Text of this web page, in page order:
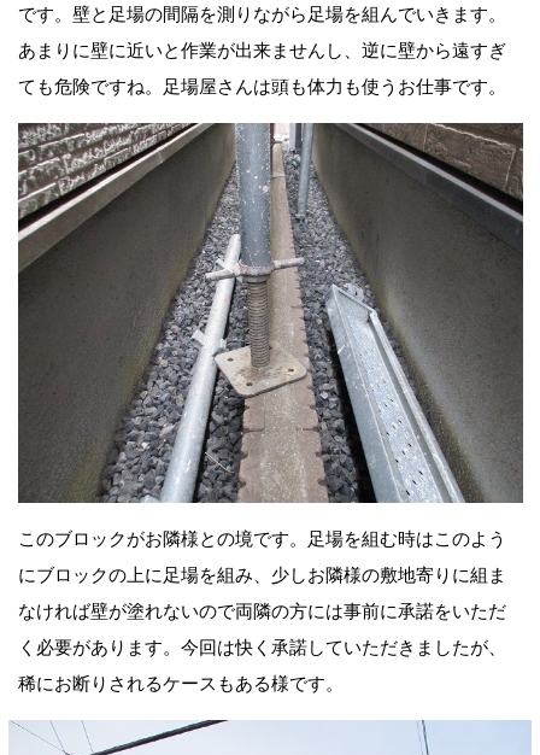
です。壁と足場の間隔を測りながら足場を組んでいきます。
あまりに壁に近いと作業が出来ませんし、逆に壁から遠すぎ
ても危険ですね。足場屋さんは頭も体力も使うお仕事です。
このブロックがお隣様との境です。足場を組む時はこのよう
にブロックの上に足場を組み、少しお隣様の敷地寄りに組ま
なければ壁が塗れないので両隣の方には事前に承諾をいただ
く必要があります。今回は快く承諾していただきましたが、
稀にお断りされるケースもある様です。